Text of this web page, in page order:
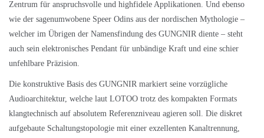
Zentrum für anspruchsvolle und highfidele Applikationen. Und ebenso
wie der sagenumwobene Speer Odins aus der nordischen Mythologie –
welcher im Übrigen der Namensfindung des GUNGNIR diente – steht
auch sein elektronisches Pendant für unbändige Kraft und eine schier
unfehlbare Präzision.
Die konstruktive Basis des GUNGNIR markiert seine vorzügliche
Audioarchitektur, welche laut LOTOO trotz des kompakten Formats
klangtechnisch auf absolutem Referenzniveau agieren soll. Die diskret
aufgebaute Schaltungstopologie mit einer exzellenten Kanaltrennung,